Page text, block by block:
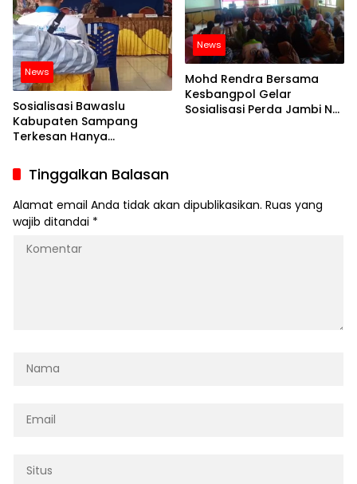
News
Sosialisasi Bawaslu
Kabupaten Sampang
Terkesan Hanya
News
Mohd Rendra Bersama
Kesbangpol Gelar
Sosialisasi Perda Jambi No
Tinggalkan Balasan
Alamat email Anda tidak akan dipublikasikan. Ruas yang
wajib ditandai *